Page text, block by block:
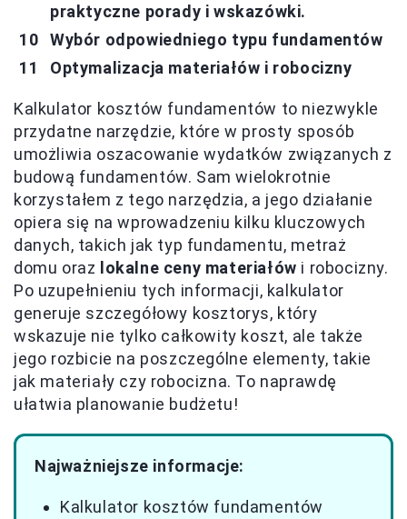
praktyczne porady i wskazówki.
Wybór odpowiedniego typu fundamentów
Optymalizacja materiałów i robocizny
Kalkulator kosztów fundamentów to niezwykle
przydatne narzędzie, które w prosty sposób
umożliwia oszacowanie wydatków związanych z
budową fundamentów. Sam wielokrotnie
korzystałem z tego narzędzia, a jego działanie
opiera się na wprowadzeniu kilku kluczowych
danych, takich jak typ fundamentu, metraż
domu oraz lokalne ceny materiałów i robocizny.
Po uzupełnieniu tych informacji, kalkulator
generuje szczegółowy kosztorys, który
wskazuje nie tylko całkowity koszt, ale także
jego rozbicie na poszczególne elementy, takie
jak materiały czy robocizna. To naprawdę
ułatwia planowanie budżetu!
Najważniejsze informacje:
Kalkulator kosztów fundamentów